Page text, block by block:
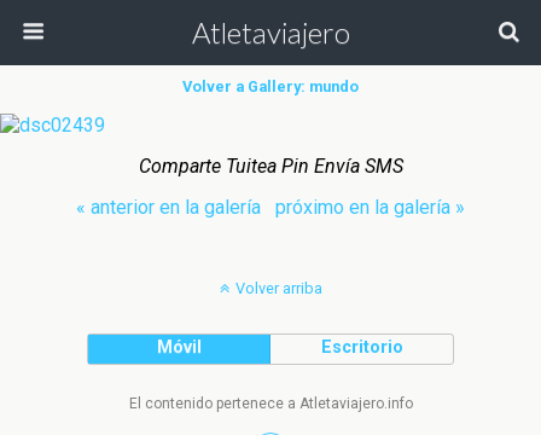
Atletaviajero
Volver a Gallery: mundo
Comparte Tuitea Pin Envía SMS
« anterior en la galería
próximo en la galería »
Volver arriba
Móvil Escritorio
El contenido pertenece a Atletaviajero.info